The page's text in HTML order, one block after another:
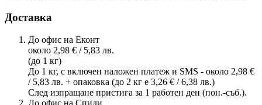
Доставка
До офис на Еконт
около 2,98 € / 5,83 лв.
(до 1 кг)
До 1 кг, с включен наложен платеж и SMS - около 2,98 €
/ 5,83 лв. + опаковка (до 2 кг е 3,26 € / 6,38 лв.)
След изпращане пристига за 1 работен ден (пон.-съб.).